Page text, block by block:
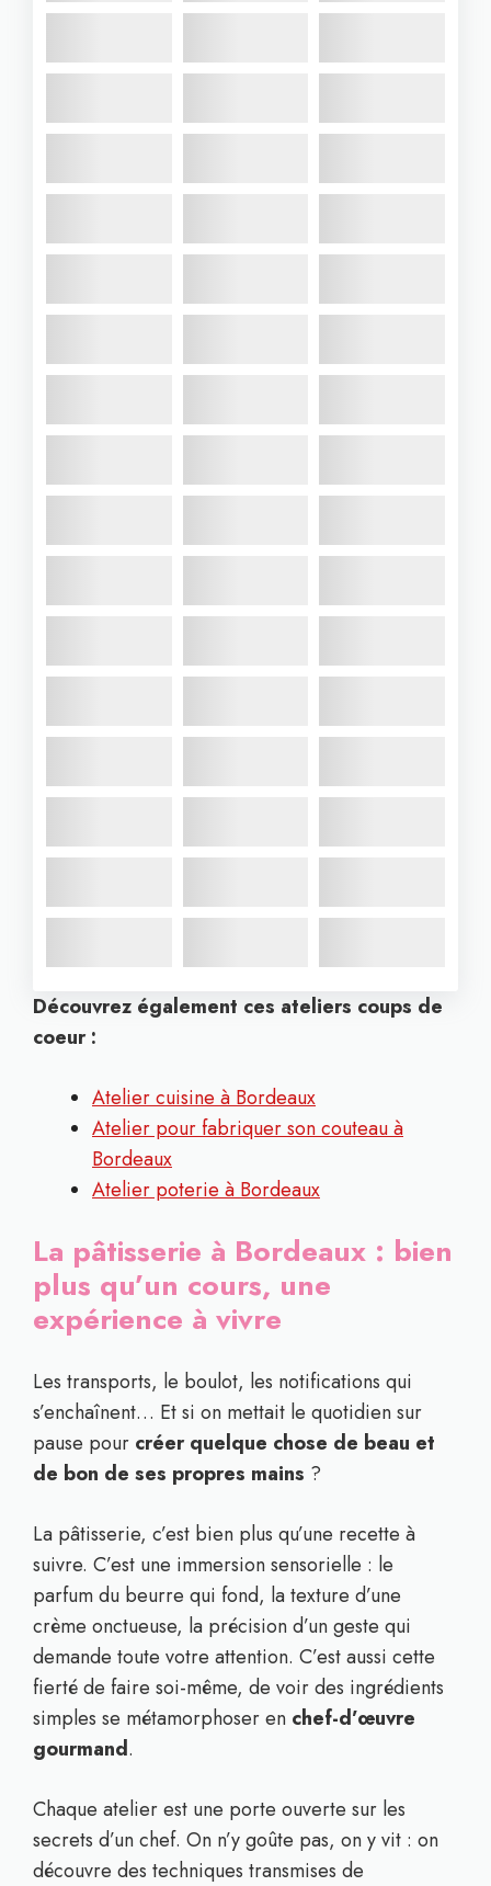
Découvrez également ces ateliers coups de
coeur :
Atelier cuisine à Bordeaux
Atelier pour fabriquer son couteau à
Bordeaux
Atelier poterie à Bordeaux
La pâtisserie à Bordeaux : bien
plus qu’un cours, une
expérience à vivre
Les transports, le boulot, les notifications qui
s’enchaînent… Et si on mettait le quotidien sur
pause pour créer quelque chose de beau et
de bon de ses propres mains ?
La pâtisserie, c’est bien plus qu’une recette à
suivre. C’est une immersion sensorielle : le
parfum du beurre qui fond, la texture d’une
crème onctueuse, la précision d’un geste qui
demande toute votre attention. C’est aussi cette
fierté de faire soi-même, de voir des ingrédients
simples se métamorphoser en chef-d’œuvre
gourmand.
Chaque atelier est une porte ouverte sur les
secrets d’un chef. On n’y goûte pas, on y vit : on
découvre des techniques transmises de